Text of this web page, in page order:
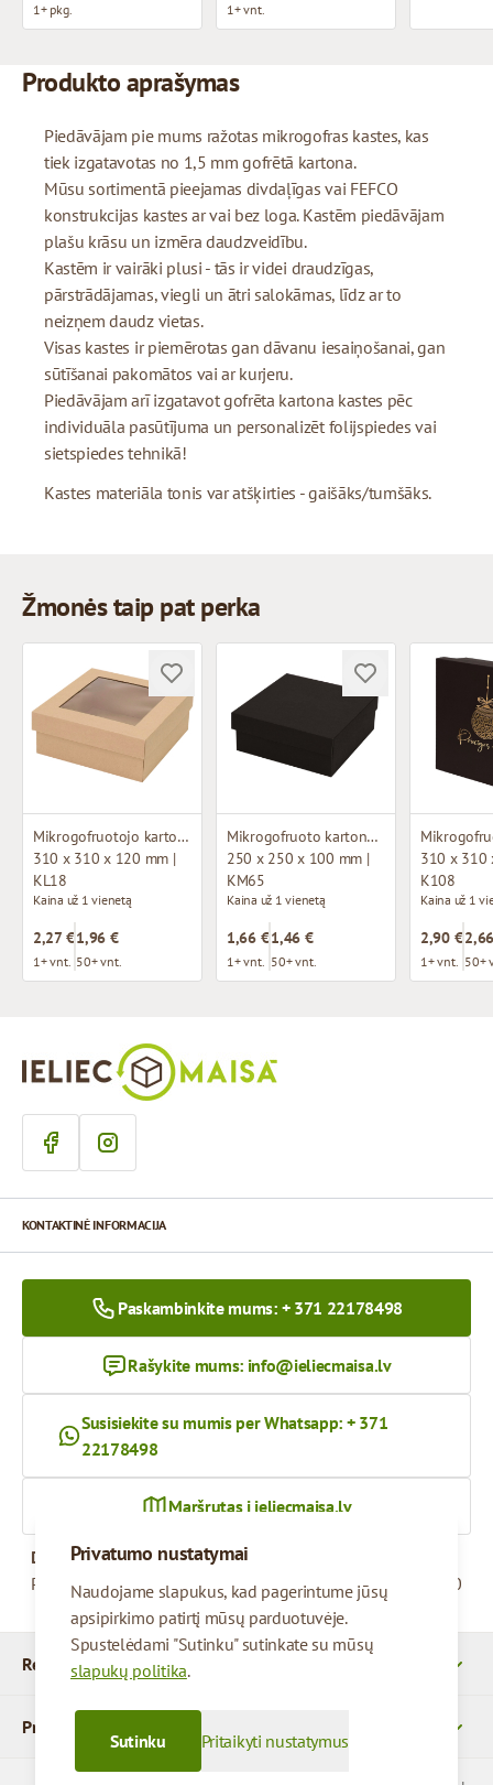
1+ pkg. 1+ vnt.
Produkto aprašymas
Piedāvājam pie mums ražotas mikrogofras kastes, kas
tiek izgatavotas no 1,5 mm gofrētā kartona.
Mūsu sortimentā pieejamas divdaļīgas vai FEFCO
konstrukcijas kastes ar vai bez loga. Kastēm piedāvājam
plašu krāsu un izmēra daudzveidību.
Kastēm ir vairāki plusi - tās ir videi draudzīgas,
pārstrādājamas, viegli un ātri salokāmas, līdz ar to
neizņem daudz vietas.
Visas kastes ir piemērotas gan dāvanu iesaiņošanai, gan
sūtīšanai pakomātos vai ar kurjeru.
Piedāvājam arī izgatavot gofrēta kartona kastes pēc
individuāla pasūtījuma un personalizēt folijspiedes vai
sietspiedes tehnikā!
Kastes materiāla tonis var atšķirties - gaišāks/tumšāks.
Žmonės taip pat perka
Mikrogofruotojo kartono dėžutė su langu
310 x 310 x 120 mm |
KL18
Kaina už 1 vienetą
2,27 €
1+ vnt.
1,96 €
50+ vnt.
Mikrogofruoto kartono dėžutė
250 x 250 x 100 mm |
KM65
Kaina už 1 vienetą
1,66 €
1+ vnt.
1,46 €
50+ vnt.
310 x 310
K108
Kaina už 1
2,90 €
1+ vnt. 50+
Privatumo nustatymai
Naudojame slapukus, kad pagerintume jūsų
apsipirkimo patirtį mūsų parduotuvėje.
Spustelėdami "Sutinku" sutinkate su mūsų
slapukų politika.
Pritaikyti nustatymus
Sutinku
Rekvizitai
Produktai
KONTAKTINĖ INFORMACIJA
Paskambinkite mums: + 371 22178498
Rašykite mums: info@ieliecmaisa.lv
Susisiekite su mumis per Whatsapp: + 371
22178498
Maršrutas į ieliecmaisa.lv
Darbo valandos
Pirmadienis – penktadienis
09:00 - 17:00